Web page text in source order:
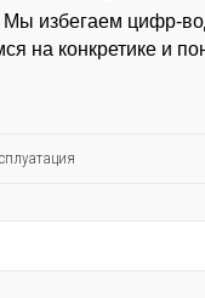
Мы избегаем цифр-
на конкретике и